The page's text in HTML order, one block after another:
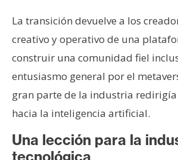
La transición devuelve a los
creativo y operativo de una
construir una comunidad fiel
entusiasmo general por el
gran parte de la industria redirigía
hacia la inteligencia artificial.
Una lección para la